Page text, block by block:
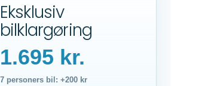
Eksklusiv
bilklargøring
1.695 kr.
7 personers bil: +200 kr